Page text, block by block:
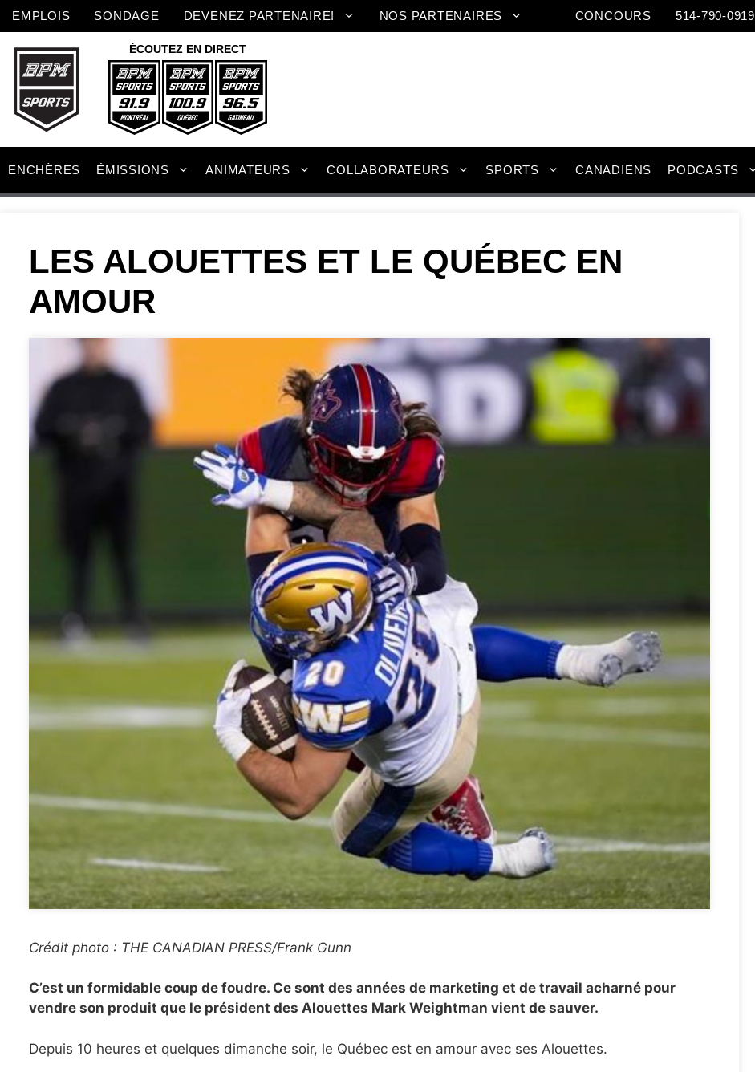
Aller
au
contenu
EMPLOIS SONDAGE DEVENEZ PARTENAIRE! NOS PARTENAIRES CONCOURS 514-790-0919
ÉCOUTEZ EN DIRECT
ENCHÈRES ÉMISSIONS ANIMATEURS COLLABORATEURS SPORTS CANADIENS PODCASTS
LES ALOUETTES ET LE QUÉBEC EN
AMOUR
Crédit photo : THE CANADIAN PRESS/Frank Gunn
C’est un formidable coup de foudre. Ce sont des années de marketing et de travail acharné pour
vendre son produit que le président des Alouettes Mark Weightman vient de sauver.
Depuis 10 heures et quelques dimanche soir, le Québec est en amour avec ses Alouettes.